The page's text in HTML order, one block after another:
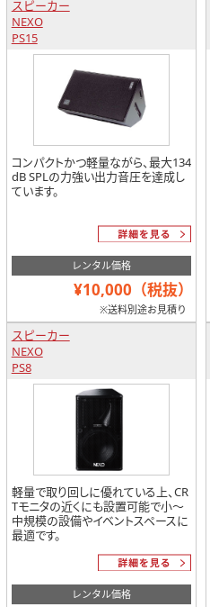
スピーカー
NEXO
PS15
コンパクトかつ軽量ながら、最大134
dB SPLの力強い出力音圧を達成し
ています。
レンタル価格
¥10,000（税抜）
※送料別途お見積り
スピーカー
NEXO
PS8
軽量で取り回しに優れている上、CR
Tモニタの近くにも設置可能で小～
中規模の設備やイベントスペースに
最適です。
レンタル価格